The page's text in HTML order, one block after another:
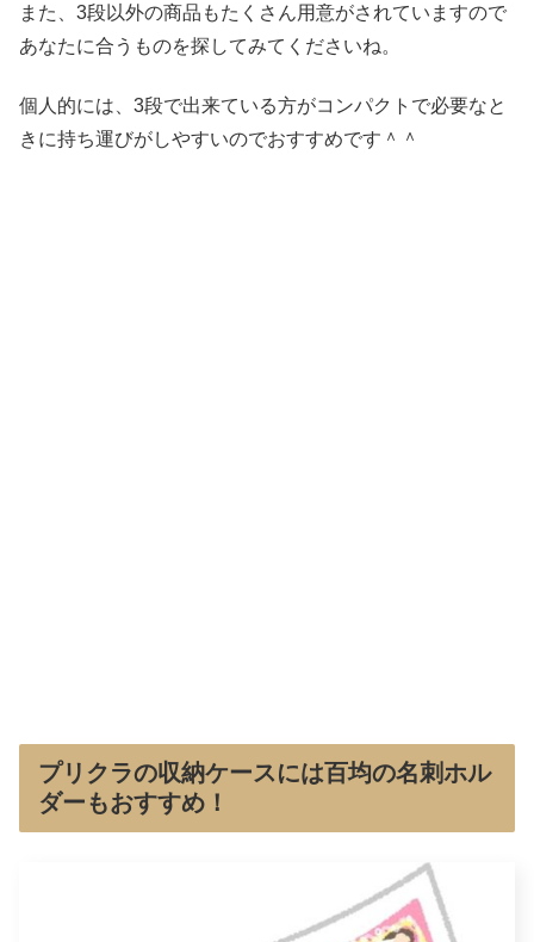
また、3段以外の商品もたくさん用意がされていますので
あなたに合うものを探してみてくださいね。
個人的には、3段で出来ている方がコンパクトで必要なと
きに持ち運びがしやすいのでおすすめです＾＾
プリクラの収納ケースには百均の名刺ホル
ダーもおすすめ！